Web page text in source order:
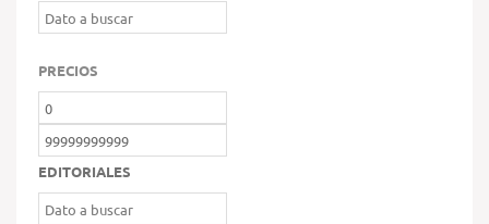
PRECIOS
EDITORIALES